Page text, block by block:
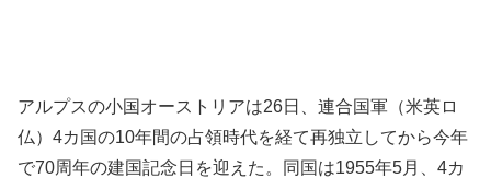
アルプスの小国オーストリアは26日、連合国軍（米英ロ
仏）4カ国の10年間の占領時代を経て再独立してから今年
で70周年の建国記念日を迎えた。同国は1955年5月、4カ